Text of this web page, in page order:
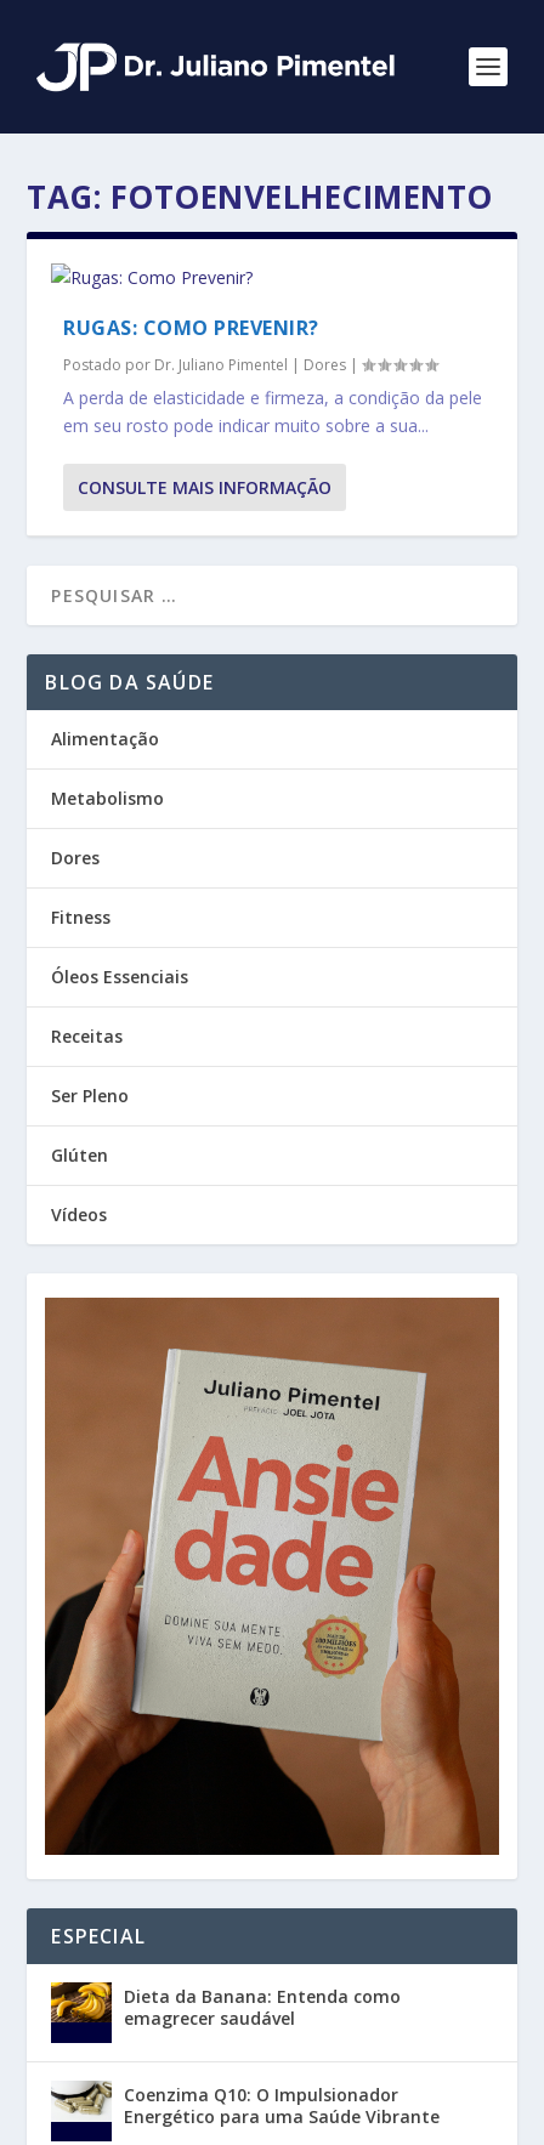
TAG: FOTOENVELHECIMENTO
RUGAS: COMO PREVENIR?
Postado por Dr. Juliano Pimentel | Dores |
A perda de elasticidade e firmeza, a condição da pele
em seu rosto pode indicar muito sobre a sua...
CONSULTE MAIS INFORMAÇÃO
BLOG DA SAÚDE
Alimentação
Metabolismo
Dores
Fitness
Óleos Essenciais
Receitas
Ser Pleno
Glúten
Vídeos
ESPECIAL
Dieta da Banana: Entenda como
emagrecer saudável
Coenzima Q10: O Impulsionador
Energético para uma Saúde Vibrante